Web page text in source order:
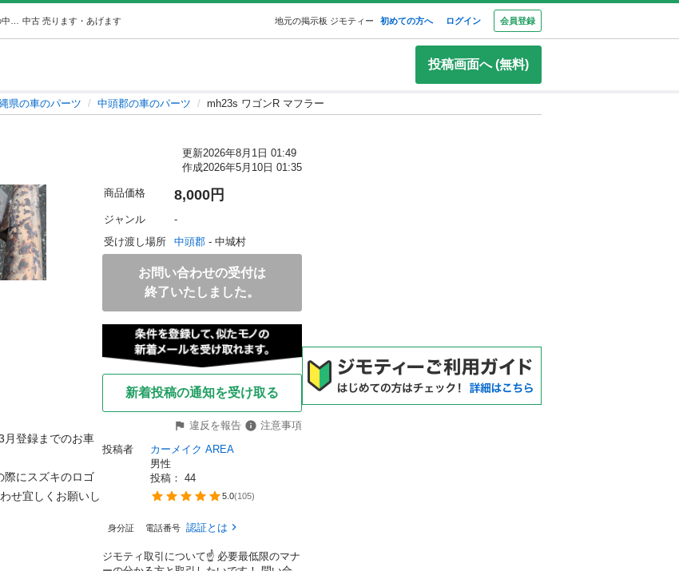
中古 売ります・あげます 地元の掲示板 ジモティー 初めての方へ ログイン 会員登録
投稿画面へ (無料)
県の車のパーツ 中頭郡の車のパーツ mh23s ワゴンR マフラー
更新2026年8月1日 01:49
作成2026年5月10日 01:35
月登録までのお車
際にスズキのロゴ
せ宜しくお願いし
商品価格 8,000円
ジャンル
-
受け渡し場所
中頭郡 - 中城村
お問い合わせの受付は
終了いたしました。
新着投稿の通知を受け取る
違反を報告
注意事項
投稿者
カーメイク AREA
男性
投稿： 44
5.0(105)
身分証 電話番号 認証とは
ジモティ取引について☝️ 必要最低限のマナ